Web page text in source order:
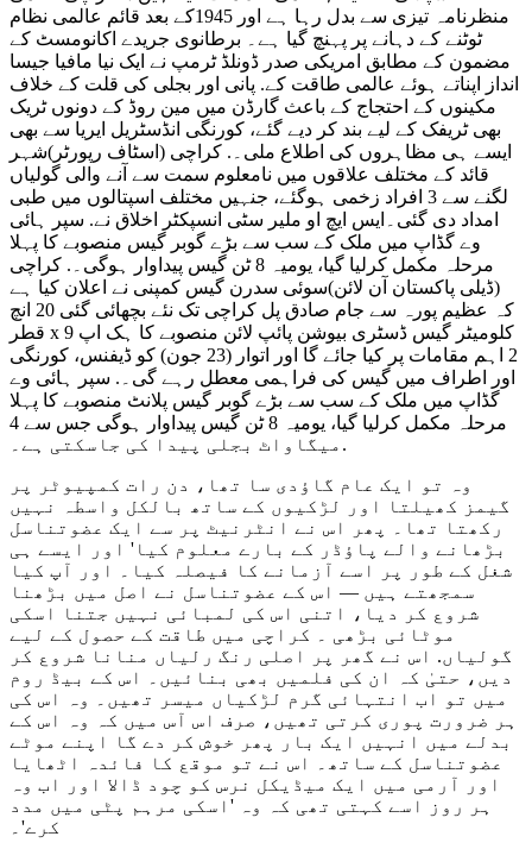
منظرنامہ تیزی سے بدل رہا ہے اور 1945کے بعد قائم عالمی نظام
ٹوٹنے کے دہانے پر پہنچ گیا ہے۔ برطانوی جریدے اکانومسٹ کے
مضمون کے مطابق امریکی صدر ڈونلڈ ٹرمپ نے ایک نیا مافیا جیسا
انداز اپناتے ہوئے عالمی طاقت کے. پانی اور بجلی کی قلت کے خلاف
مکینوں کے احتجاج کے باعث گارڈن میں مین روڈ کے دونوں ٹریک
بھی ٹریفک کے لیے بند کر دیے گئے، کورنگی انڈسٹریل ایریا سے بھی
ایسے ہی مظاہروں کی اطلاع ملی۔. کراچی (اسٹاف رپورٹر)شہر
قائد کے مختلف علاقوں میں نامعلوم سمت سے آنے والی گولیاں
لگنے سے 3 افراد زخمی ہوگئے، جنہیں مختلف اسپتالوں میں طبی
امداد دی گئی۔ایس ایچ او ملیر سٹی انسپکٹر اخلاق نے. سپر ہائی
وے گڈاپ میں ملک کے سب سے بڑے گوبر گیس منصوبے کا پہلا
مرحلہ مکمل کرلیا گیا، یومیہ 8 ٹن گیس پیداوار ہوگی۔. کراچی
(ڈیلی پاکستان آن لائن)سوئی سدرن گیس کمپنی نے اعلان کیا ہے
کہ عظیم پورہ سے جام صادق پل کراچی تک نئے بچھائی گئی 20 انچ
قطر x 9 کلومیٹر گیس ڈسٹری بیوشن پائپ لائن منصوبے کا ہک اپ
2 اہم مقامات پر کیا جائے گا اور اتوار (23 جون) کو ڈیفنس، کورنگی
اور اطراف میں گیس کی فراہمی معطل رہے گی۔. سپر ہائی وے
گڈاپ میں ملک کے سب سے بڑے گوبر گیس پلانٹ منصوبے کا پہلا
مرحلہ مکمل کرلیا گیا، یومیہ 8 ٹن گیس پیداوار ہوگی جس سے 4
میگاواٹ بجلی پیدا کی جاسکتی ہے۔.
وہ تو ایک عام گاؤدی سا تھا، دن رات کمپیوٹر پر
گیمز کھیلتا اور لڑکیوں کے ساتھ بالکل واسطہ نہیں
رکھتا تھا۔ پھر اس نے انٹرنیٹ پر سے ایک عضوتناسل
بڑھانے والے پاؤڈر کے بارے معلوم کیا' اور ایسے ہی
شغل کے طور پر اسے آزمانے کا فیصلہ کیا۔ اور آپ کیا
سمجھتے ہیں — اس کے عضوتناسل نے اصل میں بڑھنا
شروع کر دیا، اتنی اس کی لمبائی نہیں جتنا اسکی
موٹائی بڑھی ۔ کراچی میں طاقت کے حصول کے لیے
گولیاں. اس نے گھر پر اصلی رنگ رلیاں منانا شروع کر
دیں، حتیٰ کہ ان کی فلمیں بھی بنائیں۔ اس کے بیڈ روم
میں تو اب انتہائی گرم لڑکیاں میسر تھیں۔ وہ اس کی
ہر ضرورت پوری کرتی تھیں، صرف اس آس میں کہ وہ اس کے
بدلے میں انہیں ایک بار پھر خوش کر دے گا اپنے موٹے
عضوتناسل کے ساتھ۔ اس نے تو موقع کا فائدہ اٹھایا
اور آرمی میں ایک میڈیکل نرس کو چود ڈالا اور اب وہ
ہر روز اسے کہتی تھی کہ وہ 'اسکی مرہم پٹی میں مدد
کرے'۔